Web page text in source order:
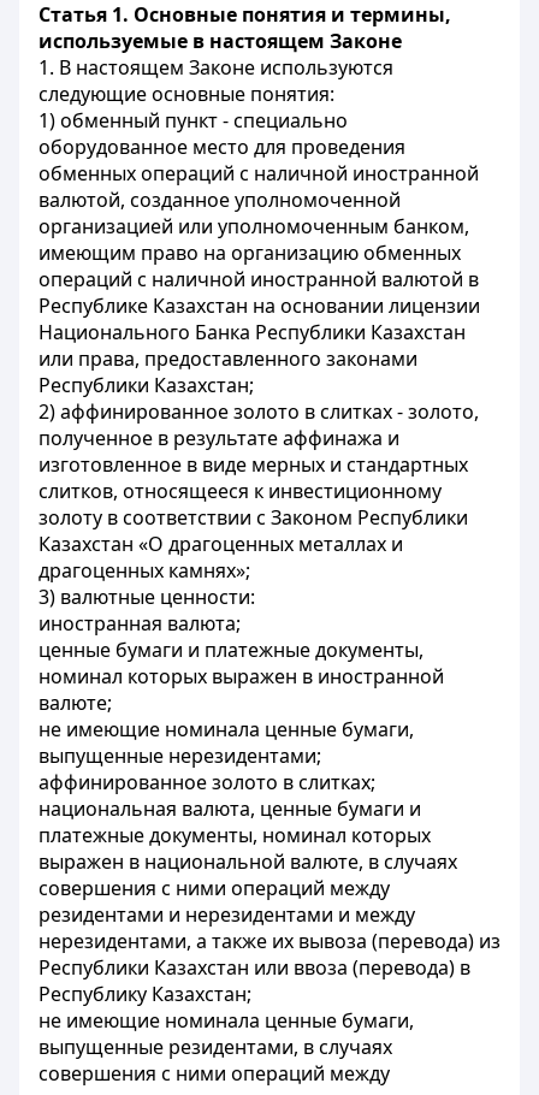
Статья 1. Основные понятия и термины,
используемые в настоящем Законе
1. В настоящем Законе используются
следующие основные понятия:
1) обменный пункт - специально
оборудованное место для проведения
обменных операций с наличной иностранной
валютой, созданное уполномоченной
организацией или уполномоченным банком,
имеющим право на организацию обменных
операций с наличной иностранной валютой в
Республике Казахстан на основании лицензии
Национального Банка Республики Казахстан
или права, предоставленного законами
Республики Казахстан;
2) аффинированное золото в слитках - золото,
полученное в результате аффинажа и
изготовленное в виде мерных и стандартных
слитков, относящееся к инвестиционному
золоту в соответствии с Законом Республики
Казахстан «О драгоценных металлах и
драгоценных камнях»;
3) валютные ценности:
иностранная валюта;
ценные бумаги и платежные документы,
номинал которых выражен в иностранной
валюте;
не имеющие номинала ценные бумаги,
выпущенные нерезидентами;
аффинированное золото в слитках;
национальная валюта, ценные бумаги и
платежные документы, номинал которых
выражен в национальной валюте, в случаях
совершения с ними операций между
резидентами и нерезидентами и между
нерезидентами, а также их вывоза (перевода) из
Республики Казахстан или ввоза (перевода) в
Республику Казахстан;
не имеющие номинала ценные бумаги,
выпущенные резидентами, в случаях
совершения с ними операций между